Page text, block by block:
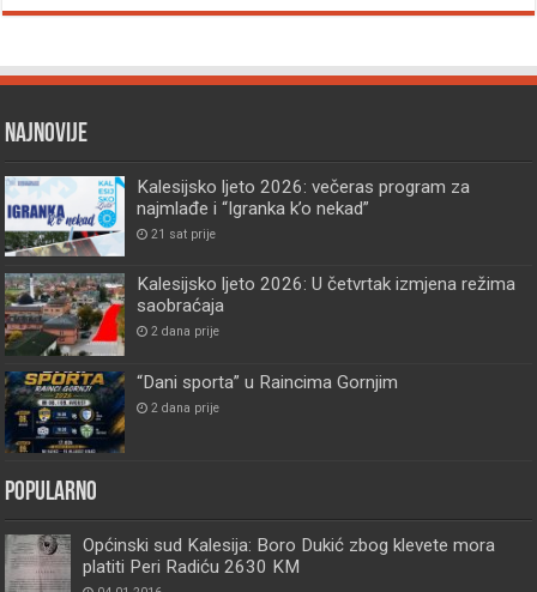
Najnovije
Kalesijsko ljeto 2026: večeras program za
najmlađe i “Igranka k’o nekad”
21 sat prije
Kalesijsko ljeto 2026: U četvrtak izmjena režima
saobraćaja
2 dana prije
“Dani sporta” u Raincima Gornjim
2 dana prije
Popularno
Općinski sud Kalesija: Boro Dukić zbog klevete mora
platiti Peri Radiću 2630 KM